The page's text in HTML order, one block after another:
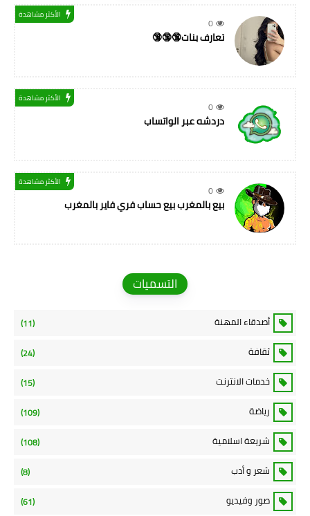
0
الأكثر مشاهدة
تعارف بنات🔞🔞🔞
0
الأكثر مشاهدة
دردشه عبر الواتساب
0
الأكثر مشاهدة
بيع بالمغرب بيع حساب فري فاير بالمغرب
التسميات
أصدقاء المهنة (11)
ثقافة (24)
خدمات الانترنت (15)
رياضة (109)
شريعة اسلامية (108)
شعر و أدب (8)
صور وفيديو (61)